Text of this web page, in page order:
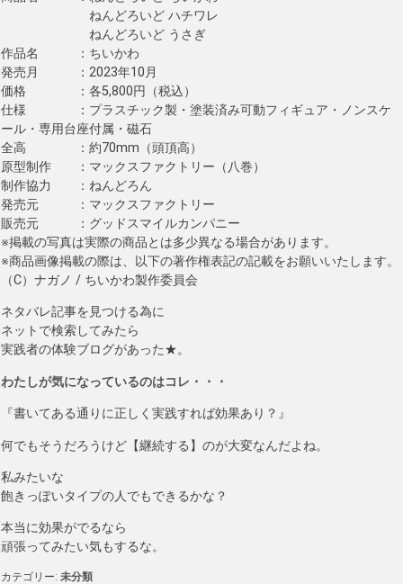
ねんどろいど ハチワレ
ねんどろいど うさぎ
作品名 ：ちいかわ
発売月 ：2023年10月
価格 ：各5,800円（税込）
仕様 ：プラスチック製・塗装済み可動フィギュア・ノンスケ
ール・専用台座付属・磁石
全高 ：約70mm（頭頂高）
原型制作 ：マックスファクトリー（八巻）
制作協力 ：ねんどろん
発売元 ：マックスファクトリー
販売元 ：グッドスマイルカンパニー
※掲載の写真は実際の商品とは多少異なる場合があります。
※商品画像掲載の際は、以下の著作権表記の記載をお願いいたします。
（C）ナガノ / ちいかわ製作委員会
ネタバレ記事を見つける為に
ネットで検索してみたら
実践者の体験ブログがあった★。
わたしが気になっているのはコレ・・・
『書いてある通りに正しく実践すれば効果あり？』
何でもそうだろうけど【継続する】のが大変なんだよね。
私みたいな
飽きっぽいタイプの人でもできるかな？
本当に効果がでるなら
頑張ってみたい気もするな。
カテゴリー: 未分類